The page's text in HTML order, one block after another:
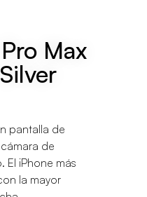
Max
pantalla de
de
El iPhone más
la mayor